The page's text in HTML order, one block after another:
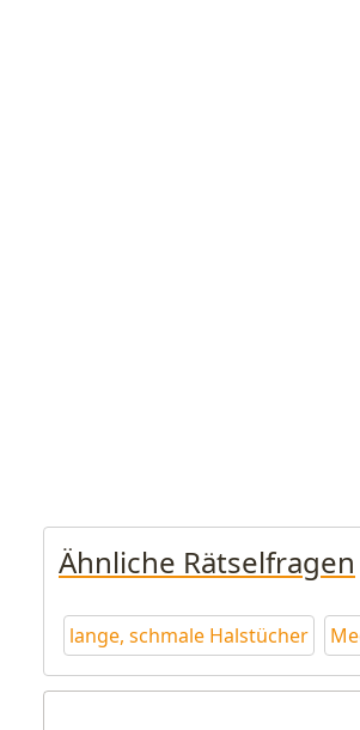
Ähnliche Rätselfragen
lange, schmale Halstücher